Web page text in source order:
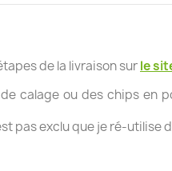
de la livraison surle
calage ou des chips en
pas exclu que je ré-utilise